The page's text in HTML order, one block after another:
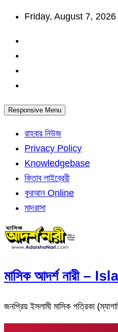
Skip
content
Friday, August 7, 2026
Responsive Menu
রাহবার নিউজ
Privacy Policy
Knowledgebase
কিতাব লাইব্রেরী
কুরআন Online
মাদরাসা
মাসিক আদর্শ নারী –
জনপ্রিয় ইসলামী মাসিক পত্রিকা